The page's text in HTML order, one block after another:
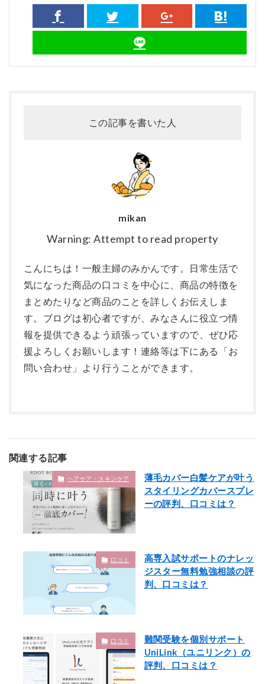
この記事を書いた人
mikan
Warning: Attempt to read property
こんにちは！一般主婦のみかんです。日常生活で
気になった商品の口コミを中心に、商品の特徴を
まとめたりなど商品のことを詳しくお伝えしま
す。ブログは初心者ですが、みなさんに役立つ情
報を提供できるよう頑張っていますので、ぜひ応
援よろしくお願いします！連絡等は下にある「お
問い合わせ」より行うことができます。
関連する記事
ヘアケア・スキンケア
薄毛カバー白髪ケアが叶う
スタイリングカバースプレ
ーの評判、口コミは？
口コミ
高専入試サポートのナレッ
ジスター無料勉強相談の評
判、口コミは？
口コミ
難関受験を個別サポート
UniLink（ユニリンク）の
評判、口コミは？